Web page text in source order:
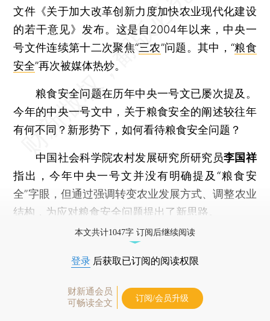
文件《关于加大改革创新力度加快农业现代化建设
的若干意见》发布。这是自2004年以来，中央一
号文件连续第十二次聚焦“三农”问题。其中，“粮食
安全”再次被媒体热炒。
粮食安全问题在历年中央一号文已屡次提及。
今年的中央一号文中，关于粮食安全的阐述较往年
有何不同？新形势下，如何看待粮食安全问题？
中国社会科学院农村发展研究所研究员李国祥
指出，今年中央一号文并没有明确提及“粮食安
全”字眼，但通过强调转变农业发展方式、调整农业
结构，为应对粮食安全问题提出了新思路。
本文共计1047字 订阅后继续阅读
登录 后获取已订阅的阅读权限
财新通会员
可畅读全文
订阅/会员升级